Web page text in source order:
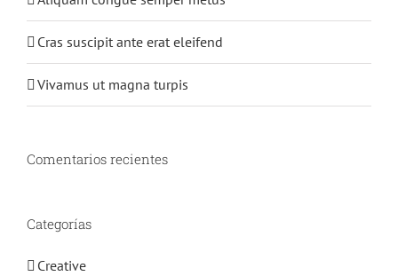
Cras suscipit ante erat eleifend
Vivamus ut magna turpis
Comentarios recientes
Categorías
Creative